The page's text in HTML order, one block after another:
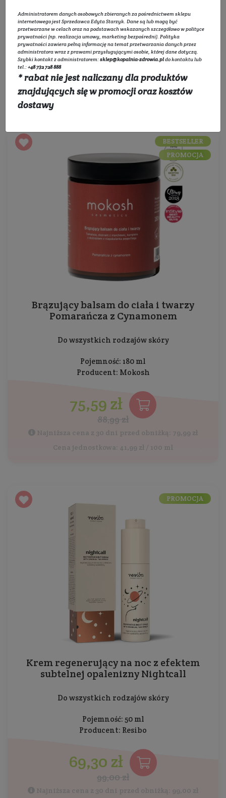
Filtruj
Sortowanie:
Brązujący balsam do ciała i twarzy
Pomarańcza z Cynamonem
Do wszystkich rodzajów skóry
Pojemność: 180 ml
Producent: Mokosh
75,59 zł
88,99 zł
Najniższa cena z 30 dni przed obniżką: 79,99 zł
Cena jednostkowa: 41,99 zł / 100 ml
BESTSELLER
PROMOCJA
Krem regenerujący na noc z efektem
subtelnej opalenizny Nightcall
Do wszystkich rodzajów skóry
Pojemność: 50 ml
Producent: Resibo
69,30 zł
99,00 zł
Najniższa cena z 30 dni przed obniżką: 99,00 zł
PROMOCJA
Administratorem danych osobowych zbieranych za pośrednictwem sklepu
internetowego jest Sprzedawca Edyta Starzyk. Dane są lub mogą być
przetwarzane w celach oraz na podstawach wskazanych szczegółowo wpolityce
prywatności (np. realizacja umowy, marketing bezpośredni). Polityka
prywatnościzawiera pełną informację na temat przetwarzania danych przez
administratora wraz z prawami przysługującymi osobie, której dane dotyczą.
Szybki kontakt z administratorem:sklep@kopalnia-zdrowia.pldo kontaktu lub
tel.:+48 732 728 888
* rabat nie jest naliczany dla produktów
znajdujących się w promocji oraz kosztów
dostawy